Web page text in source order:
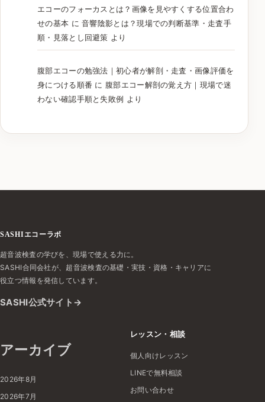
エコーのフォーカスとは？画像を見やすくする位置合わ
せの基本 に音響陰影とは？現場での判断基準・走査手
順・見落とし回避策 より
腹部エコーの勉強法｜初心者が解剖・走査・画像評価を
身につける順番 に 腹部エコー解剖の覚え方｜現場で迷
わない確認手順と失敗例 より
SASHIエコーラボ
超音波検査の学びを、現場で使える力に。
SASHI合同会社が、超音波検査の基礎・実技・資格・キャリアに
役立つ情報を発信しています。
SASHI公式サイト
アーカイブ
2026年8月
2026年7月
レッスン・相談
個人向けレッスン
LINEで無料相談
お問い合わせ